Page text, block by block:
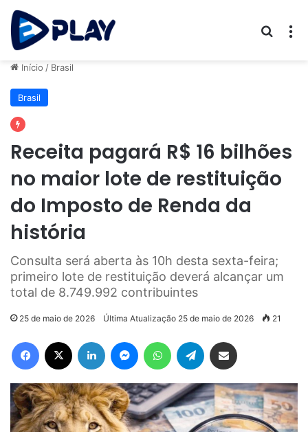
Início / Brasil
Brasil
Receita pagará R$ 16 bilhões
no maior lote de restituição
do Imposto de Renda da
história
Consulta será aberta às 10h desta sexta-feira;
primeiro lote de restituição deverá alcançar um
total de 8.749.992 contribuintes
25 de maio de 2026 Última Atualização 25 de maio de 2026 21